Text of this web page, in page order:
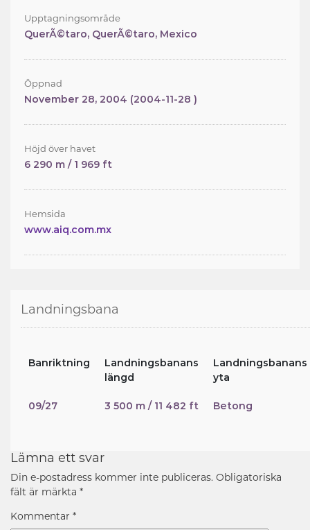
Upptagningsområde
QuerÃ©taro, QuerÃ©taro, Mexico
Öppnad
November 28, 2004 (2004-11-28 )
Höjd över havet
6 290 m / 1 969 ft
Hemsida
www.aiq.com.mx
Landningsbana
Banriktning
Landningsbanans
längd
Landningsbanans
yta
09/27 3 500 m / 11 482 ft Betong
Lämna ett svar
Din e-postadress kommer inte publiceras. Obligatoriska
fält är märkta *
Kommentar *